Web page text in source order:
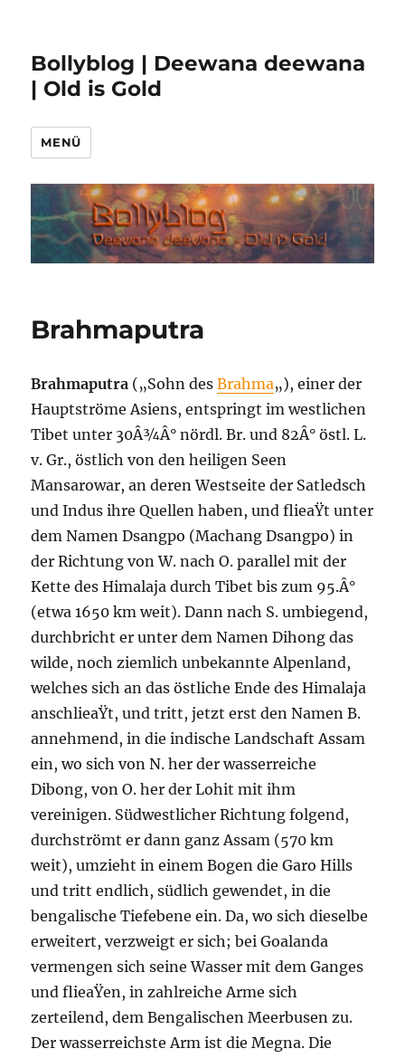
Bollyblog | Deewana deewana
| Old is Gold
MENÜ
Brahmaputra
Brahmaputra („Sohn desBrahma„), einer der
Hauptströme Asiens, entspringt im westlichen
Tibet unter 30Â¾Â° nördl. Br. und 82Â° östl. L.
v. Gr., östlich von den heiligen Seen
Mansarowar, an deren Westseite der Satledsch
und Indus ihre Quellen haben, und flieaŸt unter
dem Namen Dsangpo (Machang Dsangpo) in
der Richtung von W. nach O. parallel mit der
Kette des Himalaja durch Tibet bis zum 95.Â°
(etwa 1650 km weit). Dann nach S. umbiegend,
durchbricht er unter dem Namen Dihong das
wilde, noch ziemlich unbekannte Alpenland,
welches sich an das östliche Ende des Himalaja
anschlieaŸt, und tritt, jetzt erst den Namen B.
annehmend, in die indische Landschaft Assam
ein, wo sich von N. her der wasserreiche
Dibong, von O. her der Lohit mit ihm
vereinigen. Südwestlicher Richtung folgend,
durchströmt er dann ganz Assam (570 km
weit), umzieht in einem Bogen die Garo Hills
und tritt endlich, südlich gewendet, in die
bengalische Tiefebene ein. Da, wo sich dieselbe
erweitert, verzweigt er sich; bei Goalanda
vermengen sich seine Wasser mit dem Ganges
und flieaŸen, in zahlreiche Arme sich
zerteilend, dem Bengalischen Meerbusen zu.
Der wasserreichste Arm ist die Megna. Die